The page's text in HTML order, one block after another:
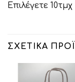
Επιλέγετε
ΣΧΕΤΙΚΆ